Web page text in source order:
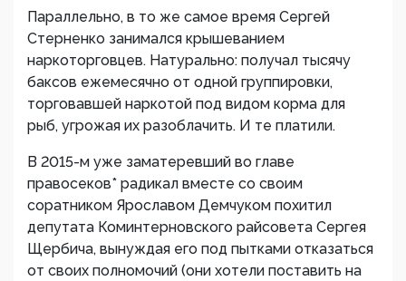
Параллельно, в то же самое время Сергей
Стерненко занимался крышеванием
наркоторговцев. Натурально: получал тысячу
баксов ежемесячно от одной группировки,
торговавшей наркотой под видом корма для
рыб, угрожая их разоблачить. И те платили.
В 2015-м уже заматеревший во главе
правосеков* радикал вместе со своим
соратником Ярославом Демчуком похитил
депутата Коминтерновского райсовета Сергея
Щербича, вынуждая его под пытками отказаться
от своих полномочий (они хотели поставить на